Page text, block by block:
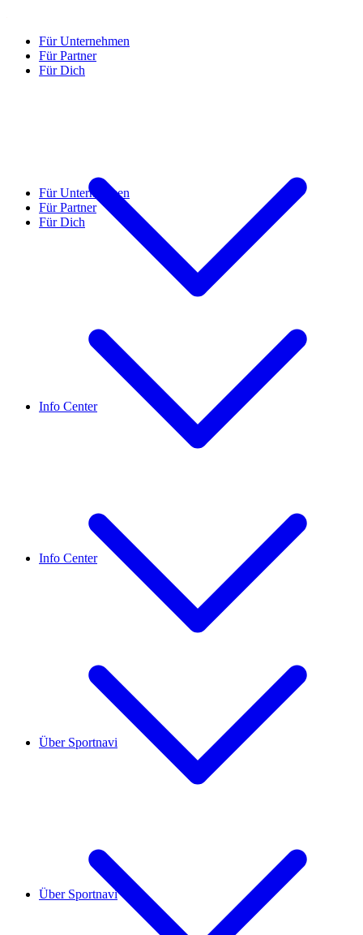
Für Unternehmen
Für Partner
Für Dich
Info Center
Über Sportnavi
Für Unternehmen
Für Partner
Für Dich
Info Center
Über Sportnavi